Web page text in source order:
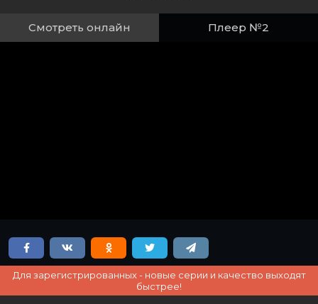
Смотреть онлайн Плеер №2
Для зарегистрированных - новые серии и качество выходят
быстрее!